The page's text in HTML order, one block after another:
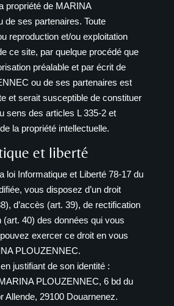
propriété de MARINA
de ses partenaires. Toute
reproduction et/ou exploitation
ce site, par quelque procédé que
préalable et par écrit de
ou de ses partenaires est
et serait susceptible de constituer
sens des articles L 335-2 et
la propriété intellectuelle.
et liberté
loi Informatique et Liberté 78-17 du
vous disposez d’un droit
d’accès (art. 39), de rectification
(art. 40) des données qui vous
exercer ce droit en vous
PLOUZENNEC.
justifiant de son identité :
PLOUZENNEC, 6 bd du
Allende, 29100 Douarnenez.